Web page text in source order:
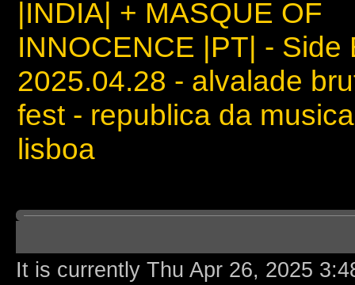
|INDIA| + MASQUE OF
INNOCENCE |PT| - Side
2025.04.28 - alvalade
fest - republica da
lisboa
It is currently Thu Apr 26, 2025